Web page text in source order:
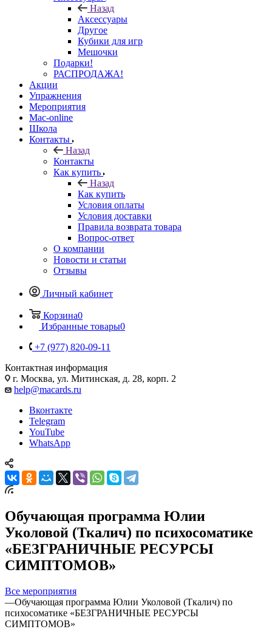
Назад
Аксессуары
Другое
Кубики для игр
Мешочки
Подарки!
РАСПРОДАЖА!
Акции
Упражнения
Мероприятия
Mac-online
Школа
Контакты
Назад
Контакты
Как купить
Назад
Как купить
Условия оплаты
Условия доставки
Правила возврата товара
Вопрос-ответ
О компании
Новости и статьи
Отзывы
Личный кабинет
Корзина0
Избранные товары0
+7 (977) 820-09-11
Контактная информация
г. Москва, ул. Митинская, д. 28, корп. 2
help@macards.ru
Вконтакте
Telegram
YouTube
WhatsApp
Обучающая программа Юлии
Уколовой (Ткалич) по психосоматике
«БЕЗГРАНИЧНЫЕ РЕСУРСЫ
СИМПТОМОВ»
Все мероприятия
—Обучающая программа Юлии Уколовой (Ткалич) по
психосоматике «БЕЗГРАНИЧНЫЕ РЕСУРСЫ
СИМПТОМОВ»